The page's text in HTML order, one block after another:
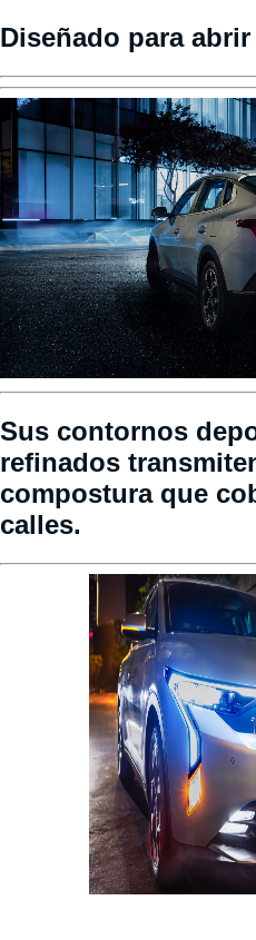
Diseñado para
Sus contornos
refinados
compostura que
calles.